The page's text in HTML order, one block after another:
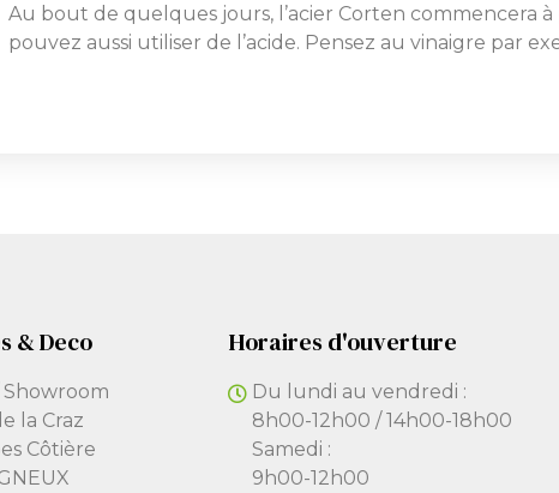
Au bout de quelques jours, l’acier Corten commencera
pouvez aussi utiliser de l’acide. Pensez au vinaigre par
& Deco
Showroom
la Craz
Côtière
Horaires d'ouverture
Du lundi au vendredi :
8h00-12h00 / 14h00-18h00
Samedi :
9h00-12h00